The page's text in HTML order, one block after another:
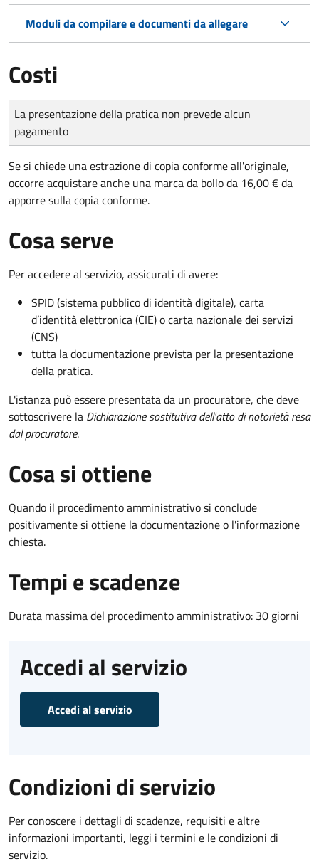
Moduli da compilare e documenti da allegare
Costi
Tipo di pagamento
Importo
La presentazione della pratica non prevede alcun
pagamento
Se si chiede una estrazione di copia conforme all'originale,
occorre acquistare anche una marca da bollo da 16,00 € da
apporre sulla copia conforme.
Cosa serve
Per accedere al servizio, assicurati di avere:
SPID (sistema pubblico di identità digitale), carta
d’identità elettronica (CIE) o carta nazionale dei servizi
(CNS)
tutta la documentazione prevista per la presentazione
della pratica.
L'istanza può essere presentata da un procuratore, che deve
sottoscrivere la Dichiarazione sostitutiva dell'atto di notorietà resa
dal procuratore.
Cosa si ottiene
Quando il procedimento amministrativo si conclude
positivamente si ottiene la documentazione o l'informazione
chiesta.
Tempi e scadenze
Durata massima del procedimento amministrativo: 30 giorni
Accedi al servizio
Accedi al servizio
Condizioni di servizio
Per conoscere i dettagli di scadenze, requisiti e altre
informazioni importanti, leggi i termini e le condizioni di
servizio.